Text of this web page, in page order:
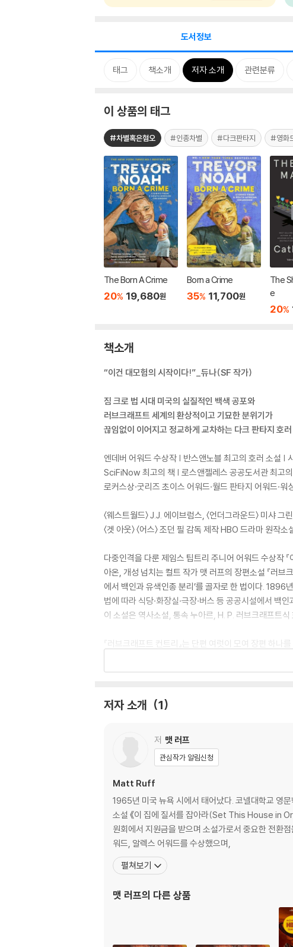
도서정보
태그 책소개 저자 소개 관련분류
이 상품의 태그
#차별혹은혐오 #인종차별 #다크판타지 #영화
The Born A Crime
20% 19,680원
Born a Crime
35% 11,700원
The
e
20%
책소개
“이건 대모험의 시작이다!”_듀나(SF 작가)
짐 크로 법 시대 미국의 실질적인 백색 공포와
러브크래프트 세계의 환상적이고 기묘한 분위기가
끊임없이 이어지고 정교하게 교차하는 다크 판타지 호
엔데버 어워드 수상작 | 반스앤노블 최고의 호러 소설 |
SciFiNow 최고의 책 | 로스앤젤레스 공공도서관 최고
로커스상·굿리즈 초이스 어워드·월드 판타지 어워드·워
〈웨스트월드〉 J.J. 에이브럼스, 〈언더그라운드〉 미샤 그
〈겟 아웃〉 〈어스〉 조던 필 감독 제작 HBO 드라마 원작소
다중인격을 다룬 제임스 팁트리 주니어 어워드 수상작
아온, 개성 넘치는 컬트 작가 맷 러프의 장편소설 『러
에서 백인과 유색인종 분리’를 골자로 한 법이다.
법에 따라 식당·화장실·극장·버스 등 공공시설에서 백
이 소설은 역사소설, 통속 누아르, H. P. 러브크래프트
『러브크래프트 컨트리』는 단편 여럿이 모여 장편 하
장인물에 초점을 맞추면서 귀신 들린 집(〈무슨 저택의
서로 선정됐다. 2020년 8월, 미샤 그린, J.J. 에이브럼
Now an HBO(R) series from J.J. Abrams
et Out and Us), this brilliant and imaginative
Chicago, 1954. When his father Montrose
accompanied by his Uncle George--publisher
Braithwhite--heir to the estate that owned
its that seem straight out of the weird tales
A chimerical blend of magic, power, hope,
저자 소개 1
저 맷 러프
관심작가 알림신청
Matt Ruff
1965년 미국 뉴욕 시에서 태어났다. 코넬대학교 영
소설 《이 집에 질서를 잡아라(Set This House in
원회에서 지원금을 받으며 소설가로서 중요한 전환
워드, 알렉스 어워드를 수상했으며,
펼쳐보기
맷 러프의 다른 상품